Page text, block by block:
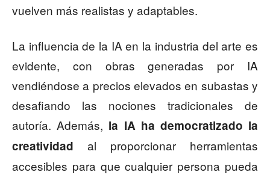
vuelven más realistas y adaptables.
La influencia de la IA en la industria del arte es
evidente, con obras generadas por IA
vendiéndose a precios elevados en subastas y
desafiando las nociones tradicionales de
autoría. Además, la IA ha democratizado la
creatividad al proporcionar herramientas
accesibles para que cualquier persona pueda